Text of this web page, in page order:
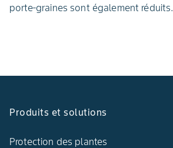
porte‑graines sont également réduits.
Produits et solutions
Protection des plantes